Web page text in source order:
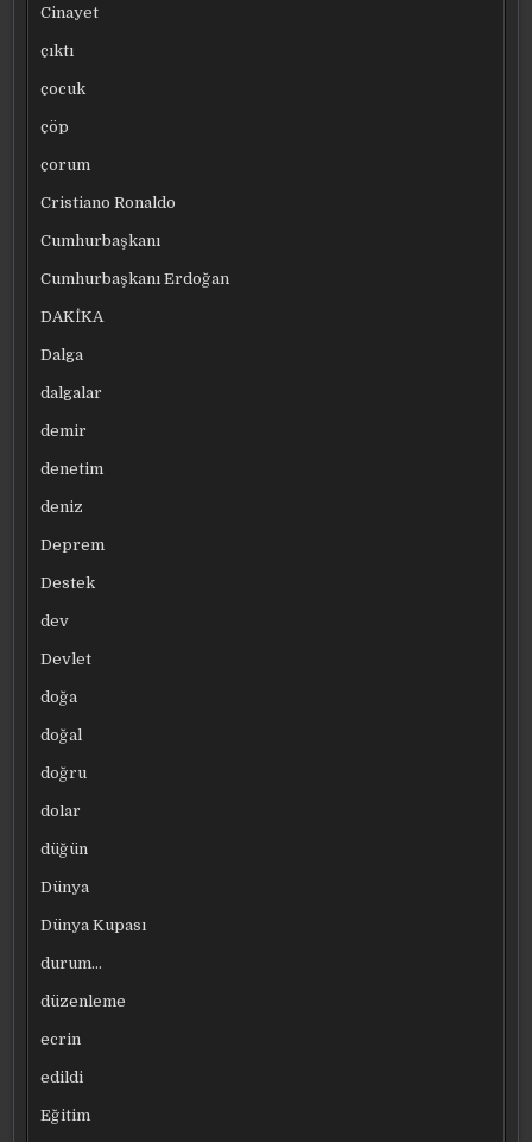
Cinayet
çıktı
çocuk
çöp
çorum
Cristiano Ronaldo
Cumhurbaşkanı
Cumhurbaşkanı Erdoğan
DAKİKA
Dalga
dalgalar
demir
denetim
deniz
Deprem
Destek
dev
Devlet
doğa
doğal
doğru
dolar
düğün
Dünya
Dünya Kupası
durum…
düzenleme
ecrin
edildi
Eğitim